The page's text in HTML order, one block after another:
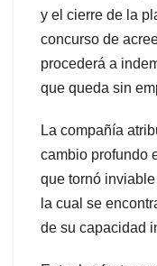
y el cierre de la
concurso de
procederá a
que queda sin
La compañía
cambio profundo
que tornó
la cual se
de su capacidad